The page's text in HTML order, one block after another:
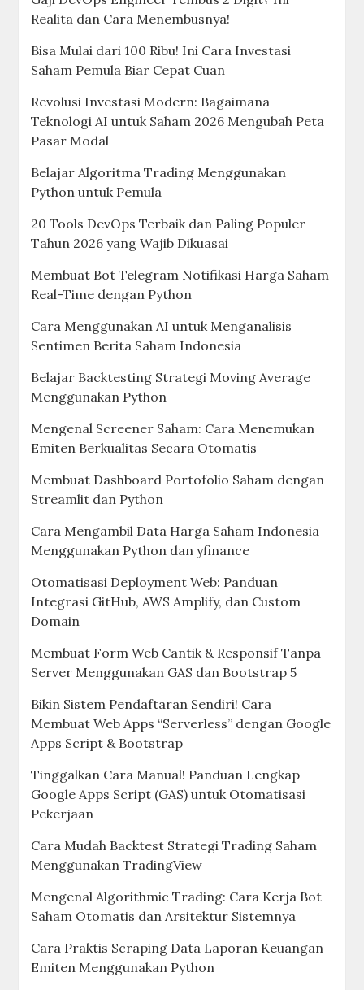
Realita dan Cara Menembusnya!
Bisa Mulai dari 100 Ribu! Ini Cara Investasi
Saham Pemula Biar Cepat Cuan
Revolusi Investasi Modern: Bagaimana
Teknologi AI untuk Saham 2026 Mengubah Peta
Pasar Modal
Belajar Algoritma Trading Menggunakan
Python untuk Pemula
20 Tools DevOps Terbaik dan Paling Populer
Tahun 2026 yang Wajib Dikuasai
Membuat Bot Telegram Notifikasi Harga Saham
Real-Time dengan Python
Cara Menggunakan AI untuk Menganalisis
Sentimen Berita Saham Indonesia
Belajar Backtesting Strategi Moving Average
Menggunakan Python
Mengenal Screener Saham: Cara Menemukan
Emiten Berkualitas Secara Otomatis
Membuat Dashboard Portofolio Saham dengan
Streamlit dan Python
Cara Mengambil Data Harga Saham Indonesia
Menggunakan Python dan yfinance
Otomatisasi Deployment Web: Panduan
Integrasi GitHub, AWS Amplify, dan Custom
Domain
Membuat Form Web Cantik & Responsif Tanpa
Server Menggunakan GAS dan Bootstrap 5
Bikin Sistem Pendaftaran Sendiri! Cara
Membuat Web Apps “Serverless” dengan Google
Apps Script & Bootstrap
Tinggalkan Cara Manual! Panduan Lengkap
Google Apps Script (GAS) untuk Otomatisasi
Pekerjaan
Cara Mudah Backtest Strategi Trading Saham
Menggunakan TradingView
Mengenal Algorithmic Trading: Cara Kerja Bot
Saham Otomatis dan Arsitektur Sistemnya
Cara Praktis Scraping Data Laporan Keuangan
Emiten Menggunakan Python